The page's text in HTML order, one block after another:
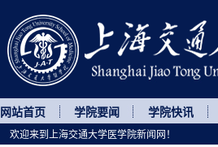
网站首页 学院要闻 学院快讯
欢迎来到上海交通大学医学院新闻网！